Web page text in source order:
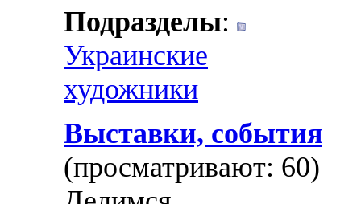
Подразделы:
Украинские
художники
Выставки, события
(просматривают: 60)